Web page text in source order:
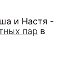
и Настя -
пар в